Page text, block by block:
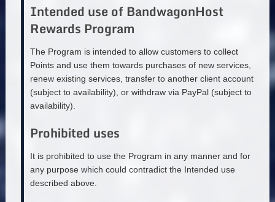
Intended use of BandwagonHost
Rewards Program
The Program is intended to allow customers to collect
Points and use them towards purchases of new services,
renew existing services, transfer to another client account
(subject to availability), or withdraw via PayPal (subject to
availability).
Prohibited uses
It is prohibited to use the Program in any manner and for
any purpose which could contradict the Intended use
described above.